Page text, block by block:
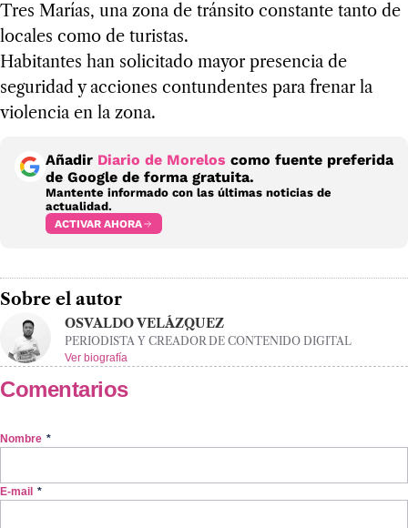
Tres Marías, una zona de tránsito constante tanto de
locales como de turistas.
Habitantes han solicitado mayor presencia de
seguridad y acciones contundentes para frenar la
violencia en la zona.
Añadir Diario de Morelos como fuente preferida
de Google de forma gratuita.
Mantente informado con las últimas noticias de
actualidad.
ACTIVAR AHORA
Sobre el autor
OSVALDO VELÁZQUEZ
PERIODISTA Y CREADOR DE CONTENIDO DIGITAL
Ver biografía
Comentarios
Nombre *
E-mail *